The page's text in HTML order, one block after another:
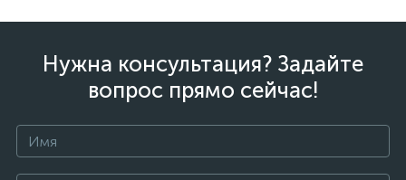
Нужна консультация? Задайте
вопрос прямо сейчас!